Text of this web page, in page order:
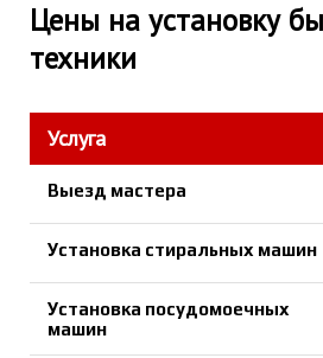
Цены на установку
техники
Услуга
Выезд мастера
Установка стиральных машин
Установка посудомоечных
машин